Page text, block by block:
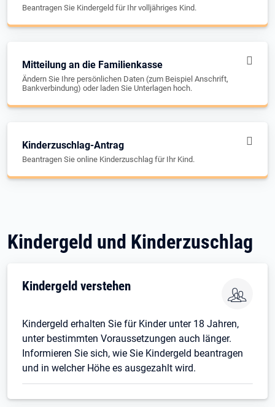
Beantragen Sie Kindergeld für Ihr volljähriges Kind.
Mitteilung an die Familienkasse
Ändern Sie Ihre persönlichen Daten (zum Beispiel Anschrift,
Bankverbindung) oder laden Sie Unterlagen hoch.
Kinderzuschlag-Antrag
Beantragen Sie online Kinderzuschlag für Ihr Kind.
Kindergeld und Kinderzuschlag
Kindergeld verstehen
Kindergeld erhalten Sie für Kinder unter 18 Jahren,
unter bestimmten Voraussetzungen auch länger.
Informieren Sie sich, wie Sie Kindergeld beantragen
und in welcher Höhe es ausgezahlt wird.